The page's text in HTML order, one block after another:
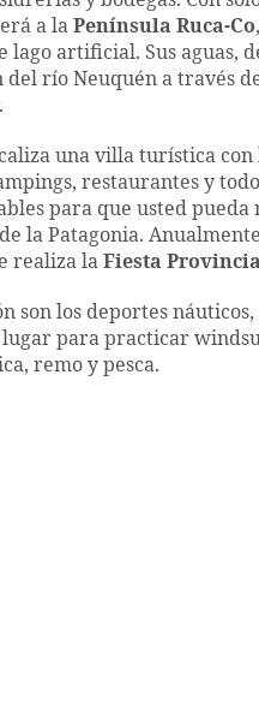
a la Península Ruca-Co
lago artificial. Sus aguas,
del río Neuquén a través
una villa turística con
restaurantes y
para que usted pueda
la Patagonia.
realiza la Fiesta
son los deportes
lugar para practicar
remo y pesca.